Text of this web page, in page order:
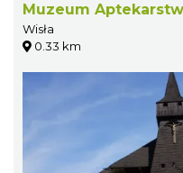
Muzeum
Wisła
0.33 km